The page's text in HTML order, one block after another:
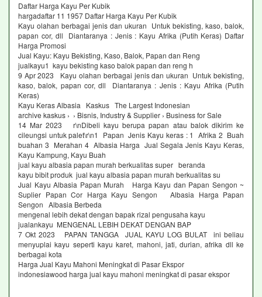
Daftar Harga Kayu Per Kubik
hargadaftar 11 1957 Daftar Harga Kayu Per Kubik
Kayu olahan berbagai jenis dan ukuran Untuk bekisting, kaso, balok,
papan cor, dll Diantaranya : Jenis : Kayu Afrika (Putih Keras) Daftar
Harga Promosi
Jual Kayu: Kayu Bekisting, Kaso, Balok, Papan dan Reng
jualkayu1 kayu bekisting kaso balok papan dan reng h
9 Apr 2023 Kayu olahan berbagai jenis dan ukuran Untuk bekisting,
kaso, balok, papan cor, dll Diantaranya : Jenis : Kayu Afrika (Putih
Keras)
Kayu Keras Albasia Kaskus The Largest Indonesian
archive kaskus › › Bisnis, Industry & Supplier › Business for Sale
14 Mar 2023 r\nDibeli kayu berupa papan atau balok dikirim ke
cileungsi untuk palet\r\n1 Papan Jenis Kayu keras : 1 Afrika 2 Buah
buahan 3 Merahan 4 Albasia Harga Jual Segala Jenis Kayu Keras,
Kayu Kampung, Kayu Buah
jual kayu albasia papan murah berkualitas super beranda
kayu bibit produk jual kayu albasia papan murah berkualitas su
Jual Kayu Albasia Papan Murah Harga Kayu dan Papan Sengon ~
Suplier Papan Cor Harga Kayu Sengon Albasia Harga Papan
Sengon Albasia Berbeda
mengenal lebih dekat dengan bapak rizal pengusaha kayu
jualankayu MENGENAL LEBIH DEKAT DENGAN BAP
7 Okt 2023 PAPAN TANGGA JUAL KAYU LOG BULAT ini beliau
menyuplai kayu seperti kayu karet, mahoni, jati, durian, afrika dll ke
berbagai kota
Harga Jual Kayu Mahoni Meningkat di Pasar Ekspor
indonesiawood harga jual kayu mahoni meningkat di pasar ekspor